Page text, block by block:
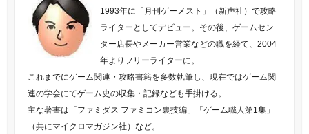
1993年に「月刊ゲーメスト」（新声社）で攻略
ライターとしてデビュー。その後、ゲームセン
ター店長やメーカー営業などの職を経て、2004
年よりフリーライターに。
これまでにゲーム関連・攻略書籍を多数執筆し、現在ではゲーム関
連の学会にてゲーム史の収集・記録なども手掛ける。
主な著書は「ファミダス ファミコン裏技編」「ゲーム職人第1集」
（共にマイクロマガジン社）など。